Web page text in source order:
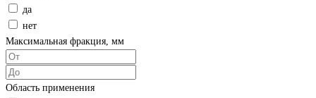
да
нет
Максимальная фракция, мм
Область применения